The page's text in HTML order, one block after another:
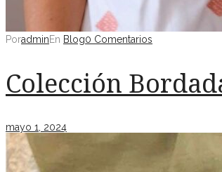
PoradminEn Blog0 Comentarios
Colección
mayo 1, 2024